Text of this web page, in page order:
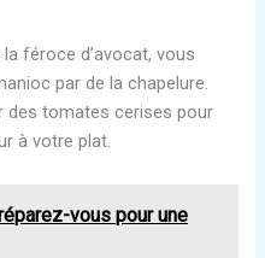
féroce d’avocat, vous
par de la chapelure.
des tomates cerises pour
à votre plat.
vous pour une